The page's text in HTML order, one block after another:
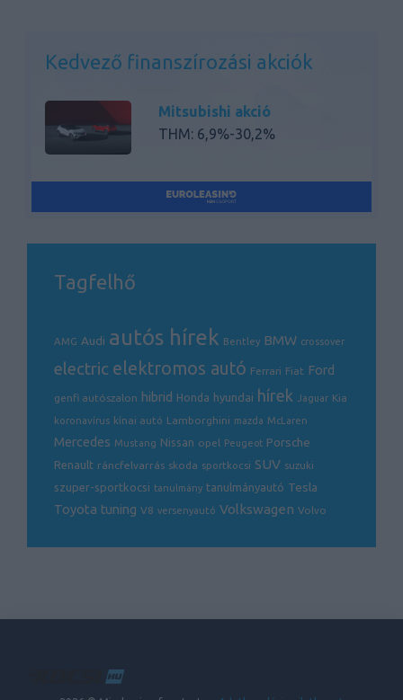
Kedvező finanszírozási akciók
Mitsubishi akció
THM: 6,9%-30,2%
Tagfelhő
AMG Audi autós hírek Bentley BMW crossover
electric elektromos autó Ferrari Fiat Ford
genfi autószalon hibrid Honda hyundai hírek Jaguar Kia
koronavírus kínai autó Lamborghini mazda McLaren
Mercedes Mustang Nissan opel Peugeot Porsche
Renault ráncfelvarrás skoda sportkocsi SUV suzuki
szuper-sportkocsi tanulmány tanulmányautó Tesla
Toyota tuning V8 versenyautó Volkswagen Volvo